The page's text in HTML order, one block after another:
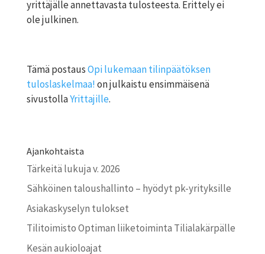
yrittäjälle annettavasta tulosteesta. Erittely ei
ole julkinen.
Tämä postausOpi lukemaan tilinpäätöksen
tuloslaskelmaa!on julkaistu ensimmäisenä
sivustollaYrittajille.
Ajankohtaista
Tärkeitä lukuja v. 2026
Sähköinen taloushallinto – hyödyt pk-yrityksille
Asiakaskyselyn tulokset
Tilitoimisto Optiman liiketoiminta Tilialakärpälle
Kesän aukioloajat